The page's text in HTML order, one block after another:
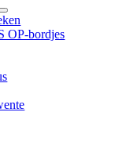
OP-bordjes